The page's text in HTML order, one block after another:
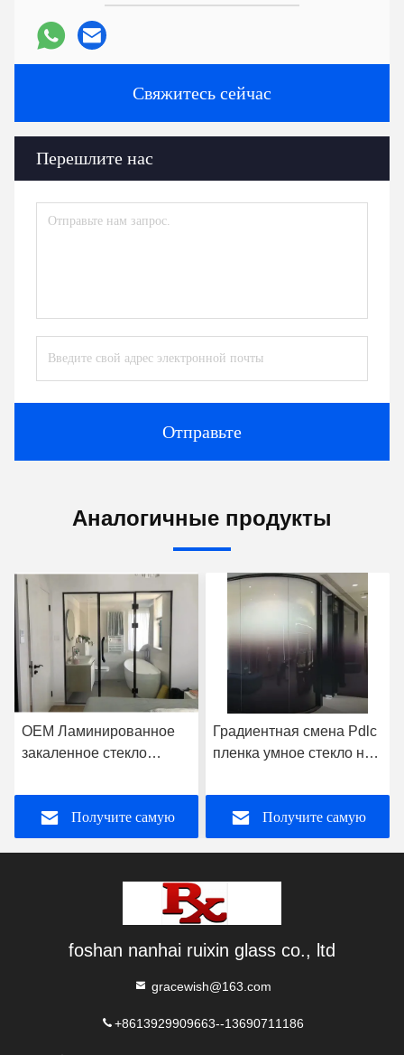
Свяжитесь сейчас
Перешлите нас
Отправьте
Аналогичные продукты
OEM Ламинированное
закаленное стекло
душевой комнаты
Получите самую
Градиентная смена Pdlc
пленка умное стекло на
стены
Получите самую
foshan nanhai ruixin glass co., ltd
gracewish@163.com
+8613929909663--13690711186